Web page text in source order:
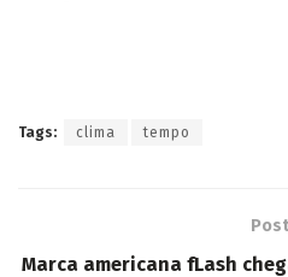
Tags: clima tempo
Post
Marca americana fLash